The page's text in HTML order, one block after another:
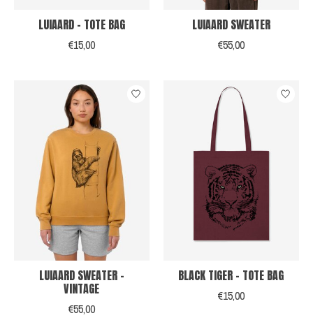
LUIAARD - TOTE BAG
€15,00
LUIAARD SWEATER
€55,00
LUIAARD SWEATER -
VINTAGE
€55,00
BLACK TIGER - TOTE BAG
€15,00